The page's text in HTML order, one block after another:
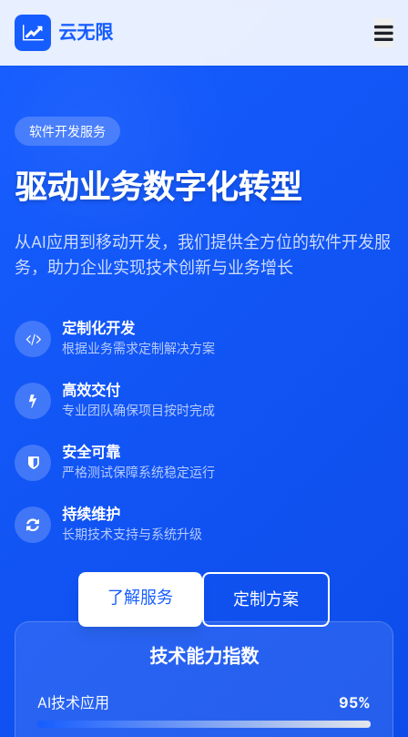
云无限
软件开发服务
驱动业务数字化转型
从AI应用到移动开发，我们提供全方位的软件开发服
务，助力企业实现技术创新与业务增长
定制化开发
根据业务需求定制解决方案
高效交付
专业团队确保项目按时完成
安全可靠
严格测试保障系统稳定运行
持续维护
长期技术支持与系统升级
了解服务 定制方案
技术能力指数
AI技术应用